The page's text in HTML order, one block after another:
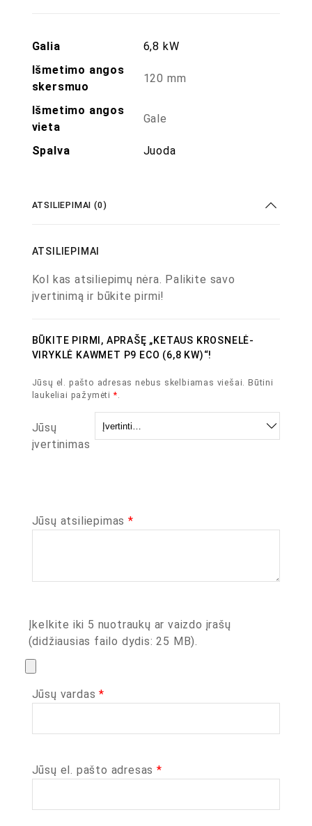
Galia
6,8 kW
Išmetimo angos
skersmuo
120 mm
Išmetimo angos
vieta
Gale
Spalva Juoda
ATSILIEPIMAI (0)
ATSILIEPIMAI
Kol kas atsiliepimų nėra. Palikite savo
įvertinimą ir būkite pirmi!
BŪKITE PIRMI, APRAŠĘ „KETAUS KROSNELĖ-
VIRYKLĖ KAWMET P9 ECO (6,8 KW)“!
Jūsų el. pašto adresas nebus skelbiamas viešai. Būtini
laukeliai pažymėti *.
Jūsų
įvertinimas
Jūsų atsiliepimas *
Įkelkite iki 5 nuotraukų ar vaizdo įrašų
(didžiausias failo dydis: 25 MB).
Jūsų vardas*
Jūsų el. pašto adresas *